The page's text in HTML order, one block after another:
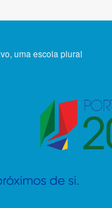
uma escola plural